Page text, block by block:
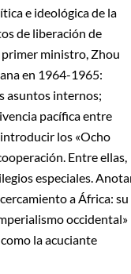
e ideológica de la
de liberación de
primer ministro, Zhou
en 1964-1965:
asuntos internos;
pacífica entre
introducir los «Ocho
Entre ellas,
especiales.
a África: su
occidental»
la acuciante